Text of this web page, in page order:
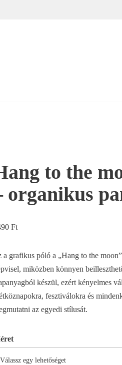
to the
organikus
Ft
a grafikus póló a „Hang to the
miközben könnyen
készül, ezért kényelmes
fesztiválokra és
az egyedi stílusát.